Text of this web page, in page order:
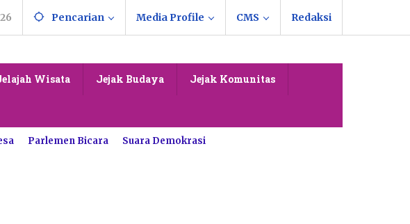
Pencarian Media Profile CMS Redaksi
Wisata Jejak Budaya Jejak Komunitas
Parlemen Bicara Suara Demokrasi